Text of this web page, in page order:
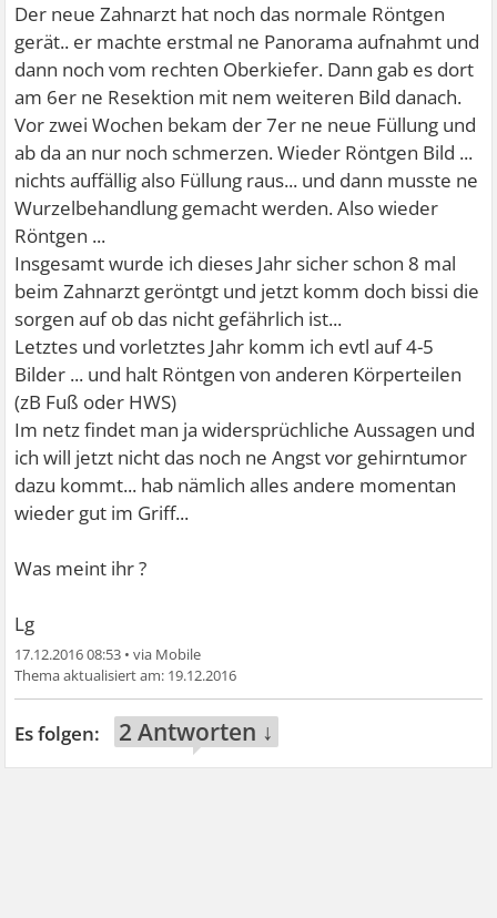
Der neue Zahnarzt hat noch das normale Röntgen
gerät.. er machte erstmal ne Panorama aufnahmt und
dann noch vom rechten Oberkiefer. Dann gab es dort
am 6er ne Resektion mit nem weiteren Bild danach.
Vor zwei Wochen bekam der 7er ne neue Füllung und
ab da an nur noch schmerzen. Wieder Röntgen Bild ...
nichts auffällig also Füllung raus... und dann musste ne
Wurzelbehandlung gemacht werden. Also wieder
Röntgen ...
Insgesamt wurde ich dieses Jahr sicher schon 8 mal
beim Zahnarzt geröntgt und jetzt komm doch bissi die
sorgen auf ob das nicht gefährlich ist...
Letztes und vorletztes Jahr komm ich evtl auf 4-5
Bilder ... und halt Röntgen von anderen Körperteilen
(zB Fuß oder HWS)
Im netz findet man ja widersprüchliche Aussagen und
ich will jetzt nicht das noch ne Angst vor gehirntumor
dazu kommt... hab nämlich alles andere momentan
wieder gut im Griff...
Was meint ihr ?
Lg
17.12.2016 08:53 •
19.12.2016
2 Antworten ↓